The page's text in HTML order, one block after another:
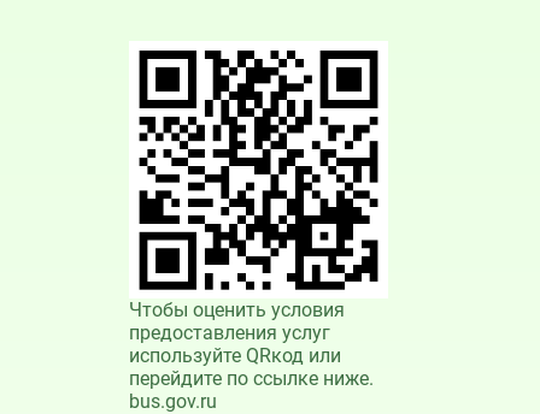
Чтобы оценить условия
предоставления услуг
используйте QRкод или
перейдите по ссылке ниже.
bus.gov.ru